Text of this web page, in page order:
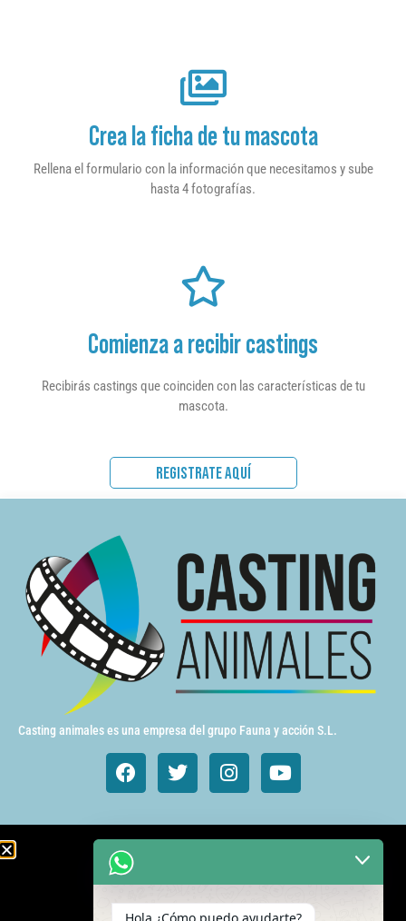
Crea la ficha de tu mascota
Rellena el formulario con la información que necesitamos y sube
hasta 4 fotografías.
Comienza a recibir castings
Recibirás castings que coinciden con las características de tu
mascota.
REGISTRATE AQUÍ
Casting animales es una empresa del grupo Fauna y acción S.L.
Animales de cine y TV